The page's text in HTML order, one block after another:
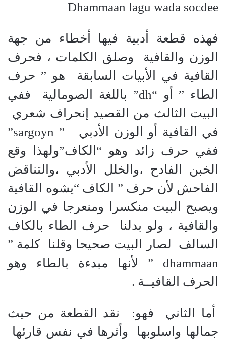
Dhammaan lagu wada socdee
فهذه قطعة أدبية فيها أخطاء من جهة
الوزن والقافية وصلق الكلمات ، فحرف
القافية في الأبيات السابقة هو ” حرف
الطاء ” أو “dh” باللغة الصومالية ففي
البيت الثالث من القصيد إنحراف شعري
في القافية أو الوزن الأدبي ” sargoyn”
ففي حرف زائد وهو “الكاف”ولهذا وقع
الخبن الفادح ،والخلل الأدبي ،والتناقض
الفاحش لأن حرف ” الكاف “يشوه القافية
ويصبح البيت منكسرا ومنعرجا في الوزن
والقافية ، ولو بدلنا حرف الطاء بالكاف
السالف لصار البيت صحيحا وقلنا كلمة ”
dhammaan ” لأنها مبدءة بالطاء وهو
الحرف القافيــة .
أما الثاني فهو: نقد القطعة من حيث
جمالها واسلوبها وأثرها في نفس قارئها